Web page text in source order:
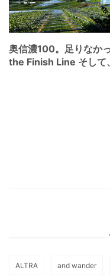
奥信濃100。足りなか
the Finish Line そして
ALTRA and wander